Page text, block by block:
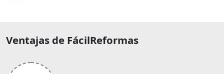
Ventajas de FácilReformas